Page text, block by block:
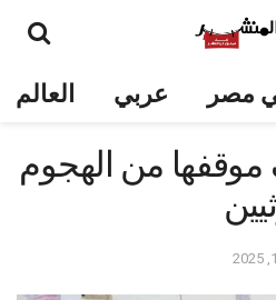
مصر عربي العالم
من الهجوم